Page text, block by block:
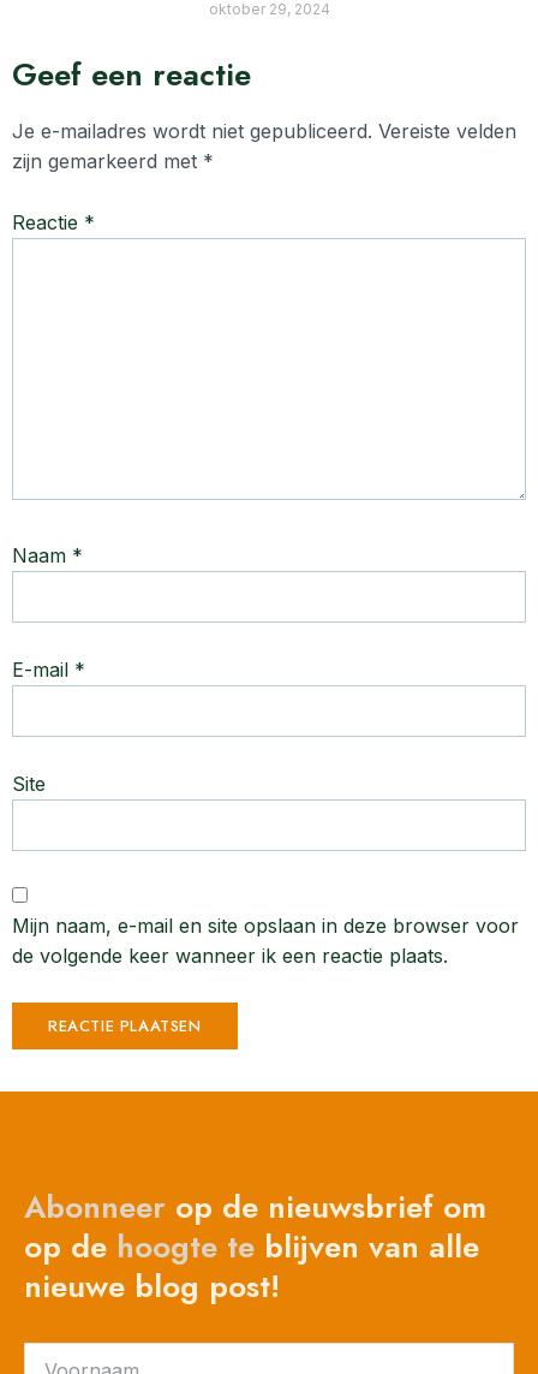
oktober 29, 2024
Geef een reactie
Je e-mailadres wordt niet gepubliceerd. Vereiste velden
zijn gemarkeerd met *
Reactie *
Naam *
E-mail *
Site
Mijn naam, e-mail en site opslaan in deze browser voor
de volgende keer wanneer ik een reactie plaats.
Abonneer op de nieuwsbrief om
op de hoogte te blijven van alle
nieuwe blog post!